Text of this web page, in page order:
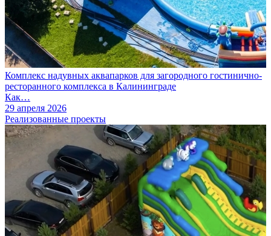
Комплекс надувных аквапарков для загородного гостинично-
ресторанного комплекса в Калининграде
Как…
29 апреля 2026
Реализованные проекты